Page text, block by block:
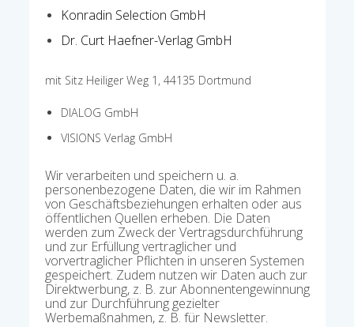
Konradin Selection GmbH
Dr. Curt Haefner-Verlag GmbH
mit Sitz Heiliger Weg 1, 44135 Dortmund
DIALOG GmbH
VISIONS Verlag GmbH
Wir verarbeiten und speichern u. a.
personenbezogene Daten, die wir im Rahmen
von Geschäftsbeziehungen erhalten oder aus
öffentlichen Quellen erheben. Die Daten
werden zum Zweck der Vertragsdurchführung
und zur Erfüllung vertraglicher und
vorvertraglicher Pflichten in unseren Systemen
gespeichert. Zudem nutzen wir Daten auch zur
Direktwerbung, z. B. zur Abonnentengewinnung
und zur Durchführung gezielter
Werbemaßnahmen, z. B. für Newsletter.